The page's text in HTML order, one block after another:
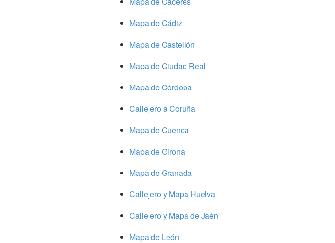
Mapa de Cádiz
Mapa de Castellón
Mapa de Ciudad Real
Mapa de Córdoba
Callejero a Coruña
Mapa de Cuenca
Mapa de Girona
Mapa de Granada
Callejero y Mapa Huelva
Callejero y Mapa de Jaén
Mapa de León